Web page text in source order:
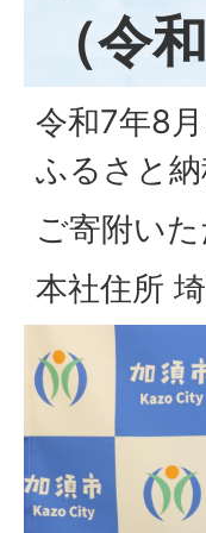
（令
令和7年8
ふるさと
ご寄附い
本社住所